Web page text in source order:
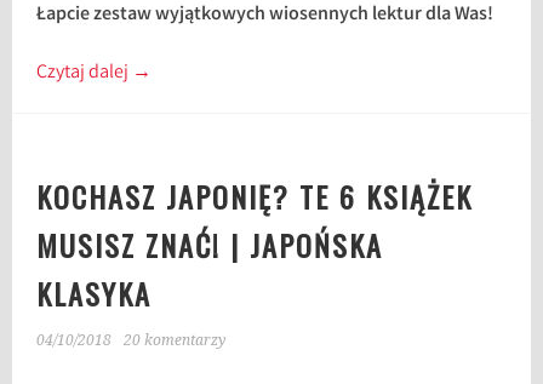
Łapcie zestaw wyjątkowych wiosennych lektur dla Was!
Czytaj dalej →
KOCHASZ JAPONIĘ? TE 6 KSIĄŻEK
MUSISZ ZNAĆ! | JAPOŃSKA
KLASYKA
04/10/2018 20 komentarzy